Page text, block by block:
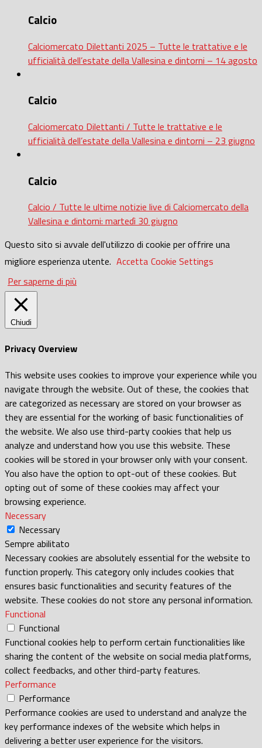
Calcio
Calciomercato Dilettanti 2025 – Tutte le trattative e le
ufficialità dell’estate della Vallesina e dintorni – 14 agosto
Calcio
Calciomercato Dilettanti / Tutte le trattative e le
ufficialità dell’estate della Vallesina e dintorni – 23 giugno
Calcio
Calcio / Tutte le ultime notizie live di Calciomercato della
Vallesina e dintorni: martedì 30 giugno
Questo sito si avvale dell'utilizzo di cookie per offrire una
migliore esperienza utente. Accetta Cookie Settings
Per saperne di più
Chiudi
Privacy Overview
This website uses cookies to improve your experience while you
navigate through the website. Out of these, the cookies that
are categorized as necessary are stored on your browser as
they are essential for the working of basic functionalities of
the website. We also use third-party cookies that help us
analyze and understand how you use this website. These
cookies will be stored in your browser only with your consent.
You also have the option to opt-out of these cookies. But
opting out of some of these cookies may affect your
browsing experience.
Necessary
Necessary
Sempre abilitato
Necessary cookies are absolutely essential for the website to
function properly. This category only includes cookies that
ensures basic functionalities and security features of the
website. These cookies do not store any personal information.
Functional
Functional
Functional cookies help to perform certain functionalities like
sharing the content of the website on social media platforms,
collect feedbacks, and other third-party features.
Performance
Performance
Performance cookies are used to understand and analyze the
key performance indexes of the website which helps in
delivering a better user experience for the visitors.